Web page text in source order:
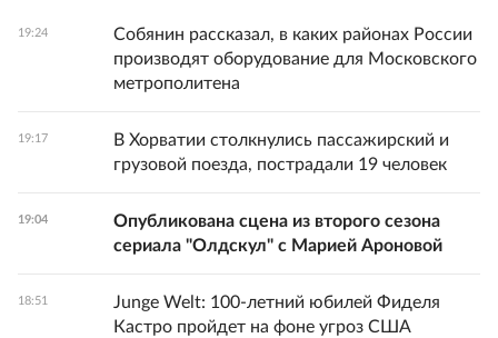
19:24
Собянин рассказал, в каких районах России
производят оборудование для Московского
метрополитена
19:17
В Хорватии столкнулись пассажирский и
грузовой поезда, пострадали 19 человек
19:04
Опубликована сцена из второго сезона
сериала "Олдскул" с Марией Ароновой
18:51
Junge Welt: 100-летний юбилей Фиделя
Кастро пройдет на фоне угроз США